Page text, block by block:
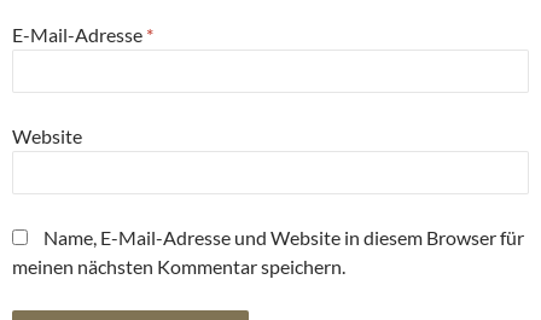
E-Mail-Adresse *
Website
Name, E-Mail-Adresse und Website in diesem Browser für
meinen nächsten Kommentar speichern.